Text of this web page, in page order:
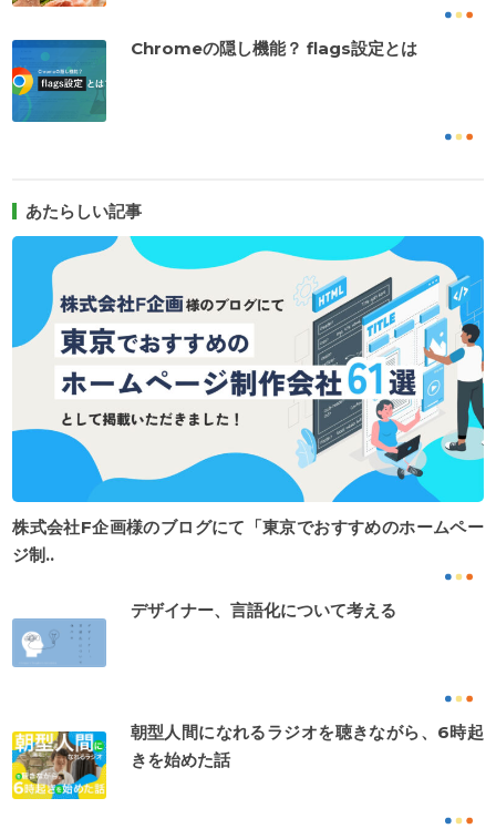
Chromeの隠し機能？ flags設定とは
あたらしい記事
株式会社F企画様のブログにて「東京でおすすめのホームペー
ジ制..
デザイナー、言語化について考える
朝型人間になれるラジオを聴きながら、6時起
きを始めた話